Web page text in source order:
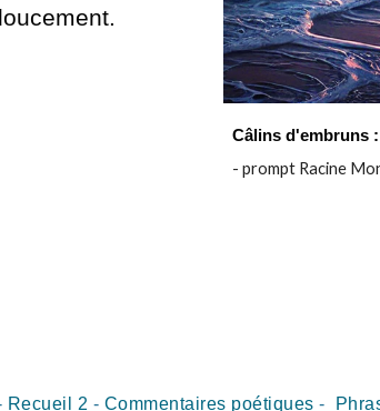
Câlins d'embruns:
- prompt Racine
Recueil 2 - Commentaires poétiques -